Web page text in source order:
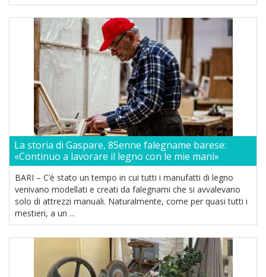
La storia di Gaspare, 85enne falegname barese:
«Continuo a lavorare il legno con le mie mani»
BARI – C’è stato un tempo in cui tutti i manufatti di legno
venivano modellati e creati da falegnami che si avvalevano
solo di attrezzi manuali. Naturalmente, come per quasi tutti i
mestieri, a un ...